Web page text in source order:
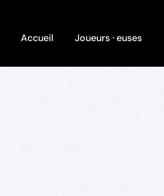
Accueil Joueurs · euses